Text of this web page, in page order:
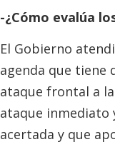
-¿Cómo evalúa
El Gobierno
agenda que tiene
ataque frontal a
ataque inmediato
acertada y que